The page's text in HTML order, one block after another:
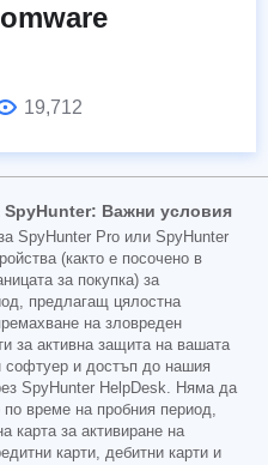
19,712
SpyHunter: Важни условия
SpyHunter Pro или SpyHunter
(както е посочено в
за покупка) за
предлагащ цялостна
на зловреден
за активна защита на вашата
софтуер и достъп до нашия
SpyHunter HelpDesk. Няма да
време на пробния период,
карта за активиране на
карти, дебитни карти и